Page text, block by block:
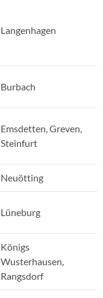
Langenhagen
Burbach
Emsdetten, Greven,
Steinfurt
Neuötting
Lüneburg
Königs
Wusterhausen,
Rangsdorf